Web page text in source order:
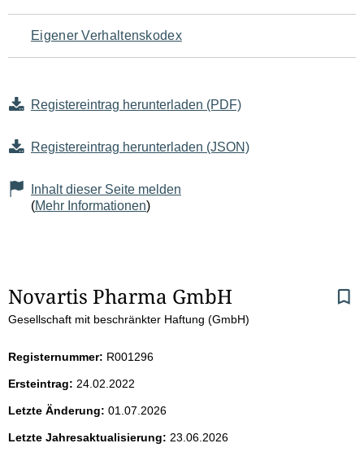
Eigener Verhaltenskodex
Registereintrag herunterladen (PDF)
Registereintrag herunterladen (JSON)
Inhalt dieser Seite melden
(Mehr Informationen)
S
e
i
t
e
Novartis Pharma GmbH
Gesellschaft mit beschränkter Haftung (GmbH)
Registernummer: R001296
Ersteintrag: 24.02.2022
Letzte Änderung: 01.07.2026
Letzte Jahresaktualisierung: 23.06.2026